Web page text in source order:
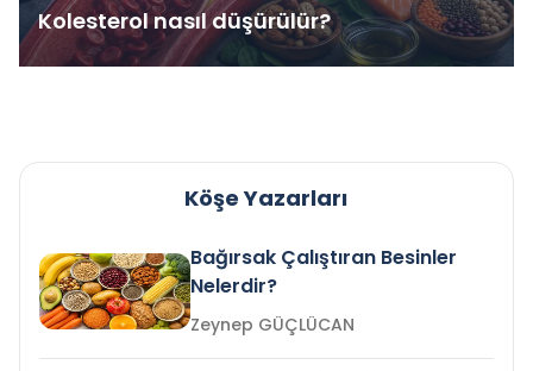
Kolesterol nasıl düşürülür?
Köşe Yazarları
Bağırsak Çalıştıran Besinler
Nelerdir?
Zeynep GÜÇLÜCAN